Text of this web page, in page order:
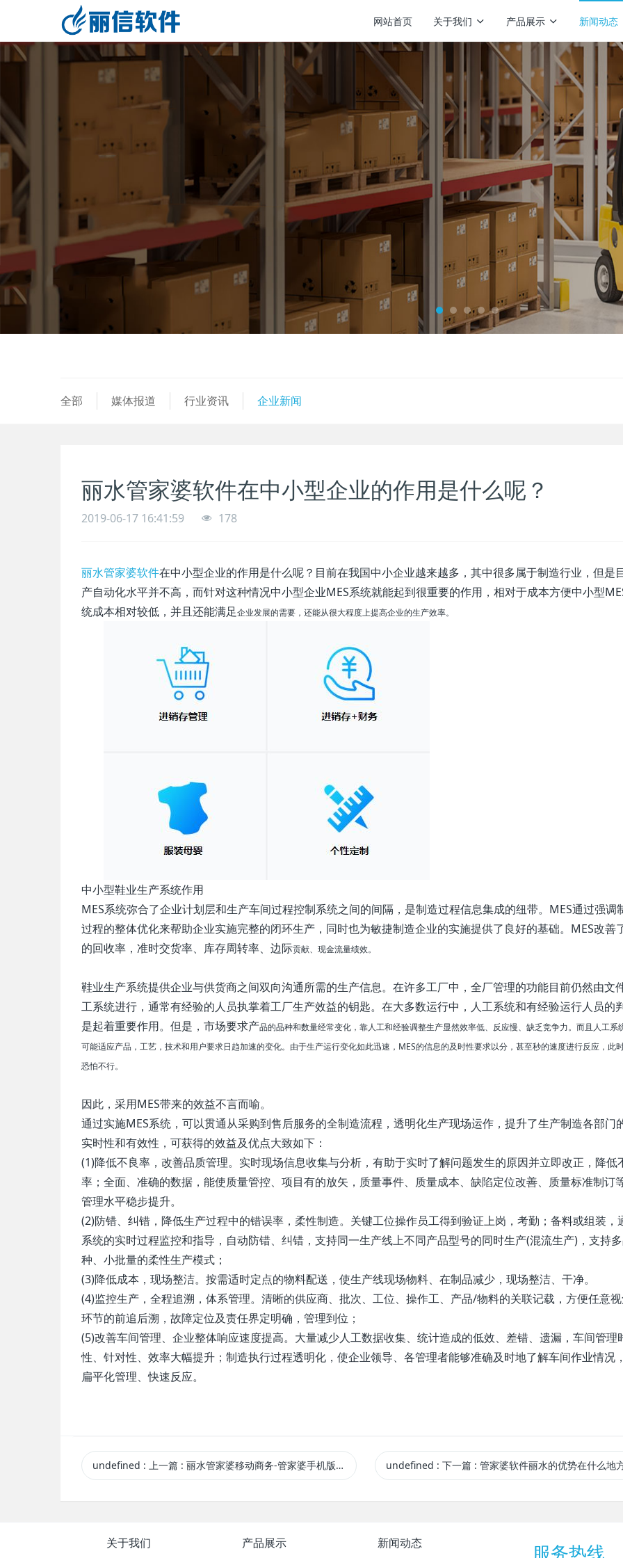
网站首页 关于我们 产品展示 新闻动态
全部 媒体报道 行业资讯 企业新闻
丽水管家婆软件在中小型企业的作用是什么呢？
2019-06-17 16:41:59 178
丽水管家婆软件在中小型企业的作用是什么呢？目前在我国中小企业越来越多，其中很多属于制造行业，但是
产自动化水平并不高，而针对这种情况中小型企业MES系统就能起到很重要的作用，相对于成本方便中小型
统成本相对较低，并且还能满足企业发展的需要，还能从很大程度上提高企业的生产效率。
中小型鞋业生产系统作用
MES系统弥合了企业计划层和生产车间过程控制系统之间的间隔，是制造过程信息集成的纽带。MES通过强调
过程的整体优化来帮助企业实施完整的闭环生产，同时也为敏捷制造企业的实施提供了良好的基础。MES改善
的回收率，准时交货率、库存周转率、边际贡献、现金流量绩效。
鞋业生产系统提供企业与供货商之间双向沟通所需的生产信息。在许多工厂中，全厂管理的功能目前仍然由文
工系统进行，通常有经验的人员执掌着工厂生产效益的钥匙。在大多数运行中，人工系统和有经验运行人员的
是起着重要作用。但是，市场要求产品的品种和数量经常变化，靠人工和经验调整生产显然效率低、反应慢、缺乏竞争力。而且人工系
可能适应产品，工艺，技术和用户要求日趋加速的变化。由于生产运行变化如此迅速，MES的信息的及时性要求以分，甚至秒的速度进行反应，此
恐怕不行。
因此，采用MES带来的效益不言而喻。
通过实施MES系统，可以贯通从采购到售后服务的全制造流程，透明化生产现场运作，提升了生产制造各部门
实时性和有效性，可获得的效益及优点大致如下：
(1)降低不良率，改善品质管理。实时现场信息收集与分析，有助于实时了解问题发生的原因并立即改正，降低
率；全面、准确的数据，能使质量管控、项目有的放矢，质量事件、质量成本、缺陷定位改善、质量标准制订
管理水平稳步提升。
(2)防错、纠错，降低生产过程中的错误率，柔性制造。关键工位操作员工得到验证上岗，考勤；备料或组装，
系统的实时过程监控和指导，自动防错、纠错，支持同一生产线上不同产品型号的同时生产(混流生产)，支持
种、小批量的柔性生产模式；
(3)降低成本，现场整洁。按需适时定点的物料配送，使生产线现场物料、在制品减少，现场整洁、干净。
(4)监控生产，全程追溯，体系管理。清晰的供应商、批次、工位、操作工、产品/物料的关联记载，方便任意
环节的前追后溯，故障定位及责任界定明确，管理到位；
(5)改善车间管理、企业整体响应速度提高。大量减少人工数据收集、统计造成的低效、差错、遗漏，车间管理
性、针对性、效率大幅提升；制造执行过程透明化，使企业领导、各管理者能够准确及时地了解车间作业情况
扁平化管理、快速反应。
undefined : 上一篇 : 丽水管家婆移动商务-管家婆手机版在调味品行业应用 undefined : 下一篇 : 管家婆软件丽水的优势在什么地方体现呢
关于我们 产品展示 新闻动态 服务热线